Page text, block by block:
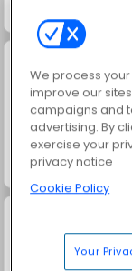
The Celebrity Way
We process
improve our
campaigns and
advertising. By
exercise your
privacy notice
Cookie Policy
Your